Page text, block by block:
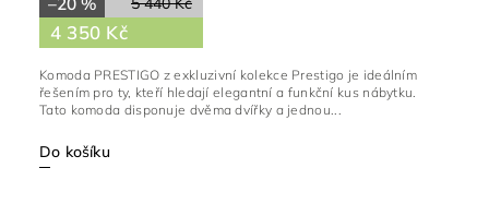
4 350 Kč
Do košíku
Komoda PRESTIGO z exkluzivní kolekce Prestigo je ideálním
řešením pro ty, kteří hledají elegantní a funkční kus nábytku.
Tato komoda disponuje dvěma dvířky a jednou...